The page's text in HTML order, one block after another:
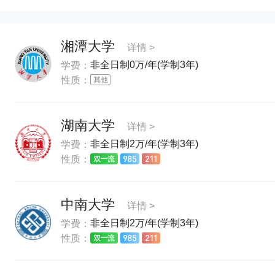
湘潭大学
详情 >
学费： 非全日制0万/年(学制3年)
性质：
湖南大学
详情 >
学费： 非全日制2万/年(学制3年)
性质：
中南大学
详情 >
学费： 非全日制2万/年(学制3年)
性质：